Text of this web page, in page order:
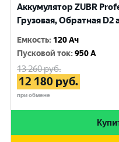
Аккумулятор ZUBR
Грузовая, Обратная D2
Емкость: 120 Ач
Пусковой ток:950 A
13 260руб.
12 180 руб.
при обмене